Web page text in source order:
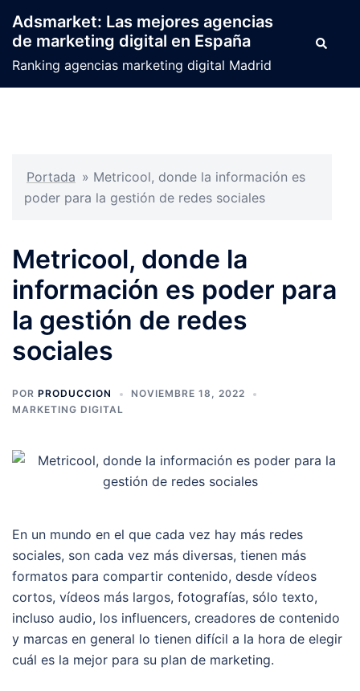
contenido
Adsmarket: Las mejores agencias
de marketing digital en España
Ranking agencias marketing digital Madrid
Buscar
Portada » Metricool, donde la información es
poder para la gestión de redes sociales
Metricool, donde la
información es poder para
la gestión de redes
sociales
POR PRODUCCION
NOVIEMBRE 18, 2022
MARKETING DIGITAL
En un mundo en el que cada vez hay más redes
sociales, son cada vez más diversas, tienen más
formatos para compartir contenido, desde vídeos
cortos, vídeos más largos, fotografías, sólo texto,
incluso audio, los influencers, creadores de contenido
y marcas en general lo tienen difícil a la hora de elegir
cuál es la mejor para su plan de marketing.